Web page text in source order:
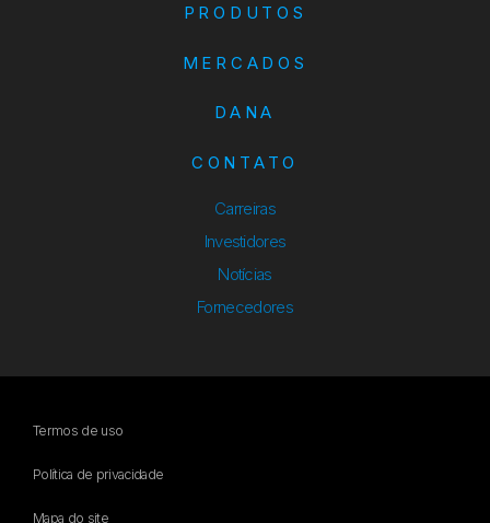
PRODUTOS
MERCADOS
DANA
CONTATO
Carreiras
Investidores
Notícias
Fornecedores
Termos de uso
Política de privacidade
Mapa do site